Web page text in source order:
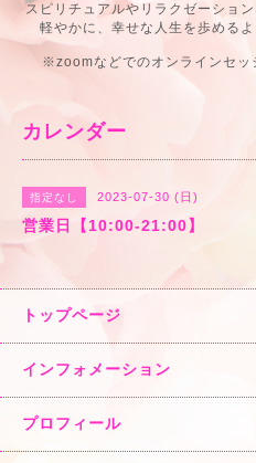
スピリチュアルやリラクゼーショ
軽やかに、幸せな人生を歩める
※zoomなどでのオンラインセッ
カレンダー
指定なし 2023-07-30 (日)
営業日【10:00-21:00】
トップページ
インフォメーション
プロフィール